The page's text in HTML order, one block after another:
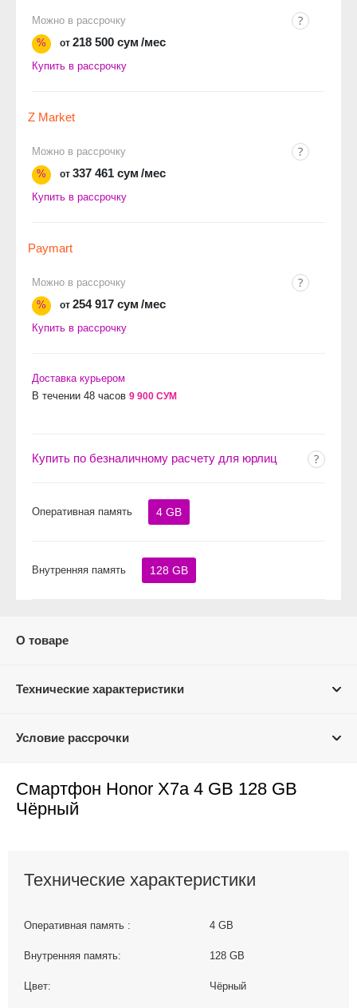
Можно в рассрочку
%
от 218 500 сум /мес
Купить в рассрочку
Z Market
Можно в рассрочку
%
от 337 461 сум /мес
Купить в рассрочку
Paymart
Можно в рассрочку
%
от 254 917 сум /мес
Купить в рассрочку
Доставка курьером
В течении 48 часов 9 900 СУМ
Купить по безналичному расчету для юрлиц
Оперативная память 4 GB
Внутренняя память 128 GB
О товаре
Технические характеристики
Условие рассрочки
Смартфон Honor X7a 4 GB 128 GB
Чёрный
Технические характеристики
Оперативная память : 4 GB
Внутренняя память: 128 GB
Цвет: Чёрный